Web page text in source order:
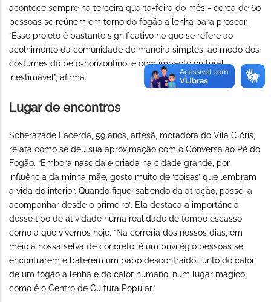
acontece sempre na terceira quarta-feira do mês - cerca de 60
pessoas se reúnem em torno do fogão a lenha para prosear.
“Esse projeto é bastante significativo no que se refere ao
acolhimento da comunidade de maneira simples, ao modo dos
costumes do belo-horizontino, e com impacto cultural
inestimável”, afirma.
Lugar de encontros
Scherazade Lacerda, 59 anos, artesã, moradora do Vila Clóris,
relata como se deu sua aproximação com o Conversa ao Pé do
Fogão. “Embora nascida e criada na cidade grande, por
influência da minha mãe, gosto muito de ‘coisas’ que lembram
a vida do interior. Quando fiquei sabendo da atração, passei a
acompanhar desde o primeiro”. Ela destaca a importância
desse tipo de atividade numa realidade de tempo escasso
como a que vivemos hoje. “Na correria dos nossos dias, em
meio à nossa selva de concreto, é um privilégio pessoas se
encontrarem e baterem um papo descontraído, junto do calor
de um fogão a lenha e do calor humano, num lugar mágico,
como é o Centro de Cultura Popular.”